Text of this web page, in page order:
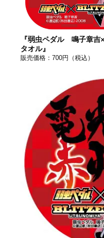
『弱虫ペダル 鳴子章
タオル』
販売価格：700円（税込）